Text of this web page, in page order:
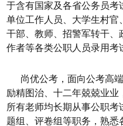
于含有国家及各省公务员考
单位工作人员、大学生村官
干部、教师、招警军转干、
作者等各类公职人员录用考
尚优公考，面向公考高端
励精图治、十二年兢兢业业
所有老师均长期从事公职
题组、评卷组等职务，熟悉